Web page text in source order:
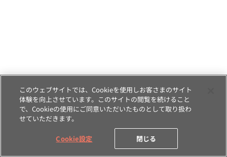
このウェブサイトでは、Cookieを使用しお客さまのサイト
体験を向上させています。このサイトの閲覧を続けること
で、Cookieの使用にご同意いただいたものとして取り扱わ
せていただきます。
Cookie設定 閉じる